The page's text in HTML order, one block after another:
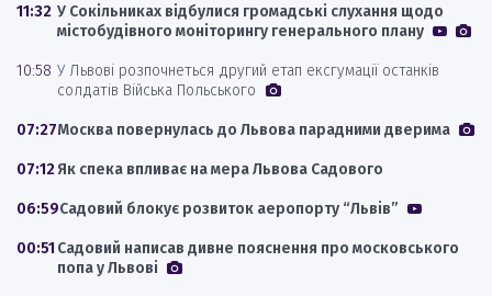
11:32 У Сокільниках відбулися громадські слухання щодо
містобудівного моніторингу генерального плану
10:58 У Львові розпочнеться другий етап ексгумації останків
солдатів Війська Польського
07:27Москва повернулась до Львова парадними дверима
07:12Як спека впливає на мера Львова Садового
06:59Садовий блокує розвиток аеропорту “Львів”
00:51 Садовий написав дивне пояснення про московського
попа у Львові